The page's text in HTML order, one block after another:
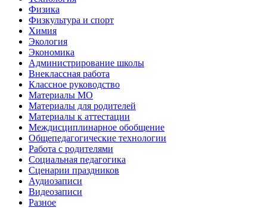
Физика
Физкультура и спорт
Химия
Экология
Экономика
Администрирование школы
Внеклассная работа
Классное руководство
Материалы МО
Материалы для родителей
Материалы к аттестации
Междисциплинарное обобщение
Общепедагогические технологии
Работа с родителями
Социальная педагогика
Сценарии праздников
Аудиозаписи
Видеозаписи
Разное